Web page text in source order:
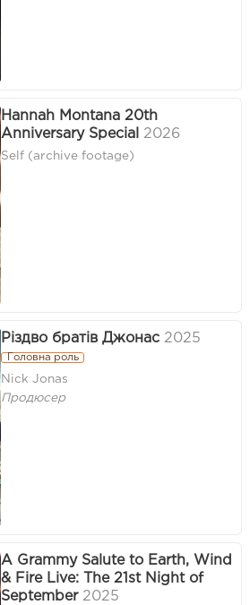
Hannah Montana 20th
Anniversary Special
2026
Self (archive footage)
Різдво братів Джонас 2025
Головна роль
Nick Jonas
Продюсер
A Grammy Salute to Earth, Wind
& Fire Live: The 21st Night of
September 2025